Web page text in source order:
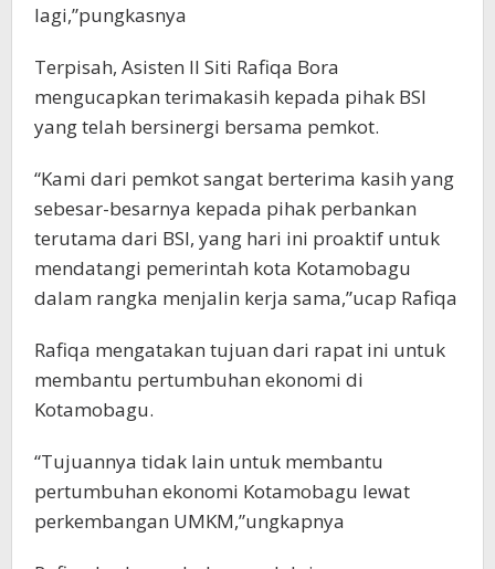
lagi,”pungkasnya
Terpisah, Asisten II Siti Rafiqa Bora
mengucapkan terimakasih kepada pihak BSI
yang telah bersinergi bersama pemkot.
“Kami dari pemkot sangat berterima kasih yang
sebesar-besarnya kepada pihak perbankan
terutama dari BSI, yang hari ini proaktif untuk
mendatangi pemerintah kota Kotamobagu
dalam rangka menjalin kerja sama,”ucap Rafiqa
Rafiqa mengatakan tujuan dari rapat ini untuk
membantu pertumbuhan ekonomi di
Kotamobagu.
“Tujuannya tidak lain untuk membantu
pertumbuhan ekonomi Kotamobagu lewat
perkembangan UMKM,”ungkapnya